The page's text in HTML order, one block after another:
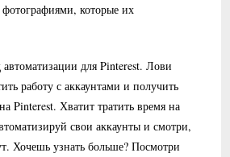
фотографиями, которые их
для Pinterest. Лови
работу с аккаунтами и получить
Pinterest. Хватит тратить время на
свои аккаунты и смотри,
Хочешь узнать больше? Посмотри